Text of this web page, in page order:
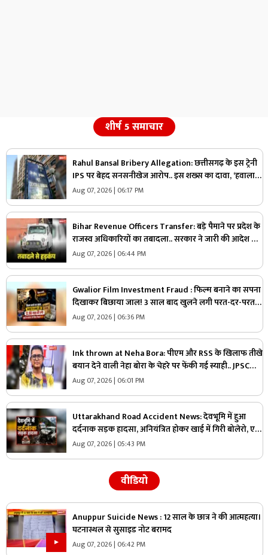
शीर्ष 5 समाचार
Rahul Bansal Bribery Allegation: छत्तीसगढ़ के इस ट्रेनी
IPS पर बेहद सनसनीखेज आरोप.. इस शख्स का दावा, ‘हवाला
के जरिये लिया एक करोड़ रुपये का रिश्वत’.. CBI एक्टिव
Aug 07, 2026 | 06:17 PM
Bihar Revenue Officers Transfer: बड़े पैमाने पर प्रदेश के
राजस्व अधिकारियों का तबादला.. सरकार ने जारी की आदेश के
साथ पूरी सूची, आप भी देखें
Aug 07, 2026 | 06:44 PM
Gwalior Film Investment Fraud : फिल्म बनाने का सपना
दिखाकर बिछाया जाल! 3 साल बाद खुलने लगी परत-दर-परत
कहानी, सच्चाई पता चली तो उड़ गए होश
Aug 07, 2026 | 06:36 PM
Ink thrown at Neha Bora: पीएम और RSS के खिलाफ तीखे
बयान देने वाली नेहा बोरा के चेहरे पर फेंकी गई स्याही.. JPSC
आंदोलन के दौरान सामने आई घटना, देखें वीडियो
Aug 07, 2026 | 06:01 PM
Uttarakhand Road Accident News: देवभूमि में हुआ
दर्दनाक सड़क हादसा, अनियंत्रित होकर खाई में गिरी बोलेरो, एक
ही परिवार के इतने लोगों की हुई मौत
Aug 07, 2026 | 05:43 PM
वीडियो
Anuppur Suicide News : 12 साल के छात्र ने की आत्महत्या।
घटनास्थल से सुसाइड नोट बरामद
Aug 07, 2026 | 06:42 PM